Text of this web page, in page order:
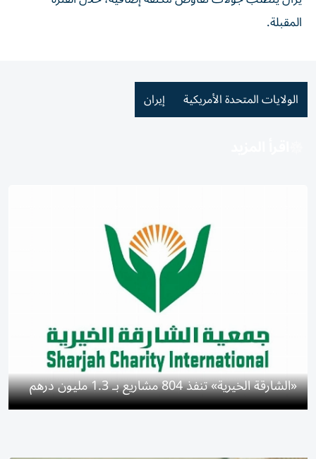
المقبلة.
الولايات المتحدة الأمريكية إيران
«الشارقة الخيرية» تنفذ 804 مشاريع بـ 1.3 مليون درهم